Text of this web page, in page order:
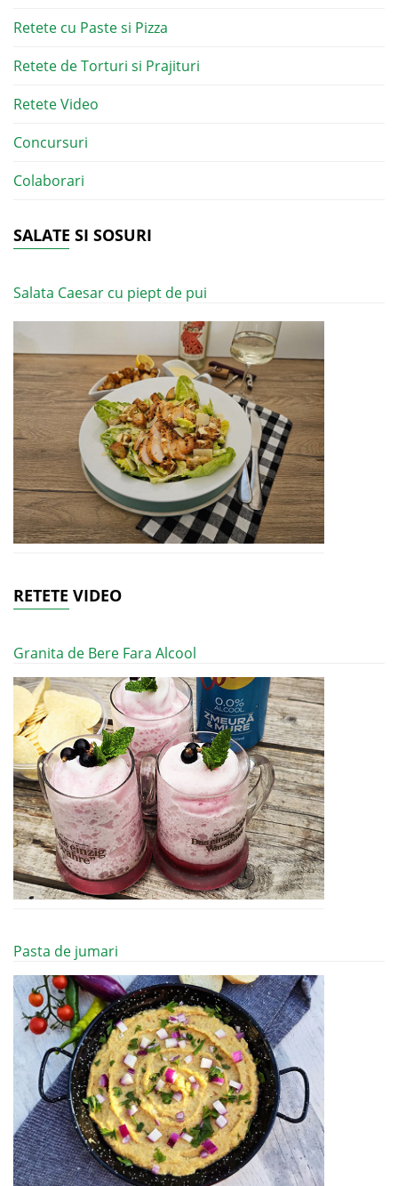
Retete cu Paste si Pizza
Retete de Torturi si Prajituri
Retete Video
Concursuri
Colaborari
SALATE SI SOSURI
Salata Caesar cu piept de pui
RETETE VIDEO
Granita de Bere Fara Alcool
Pasta de jumari